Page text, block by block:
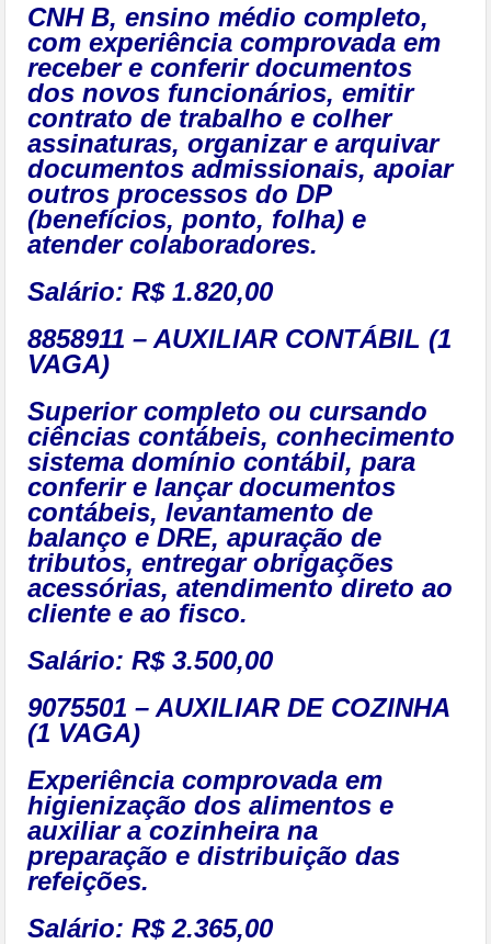
CNH B, ensino médio completo,
com experiência comprovada em
receber e conferir documentos
dos novos funcionários, emitir
contrato de trabalho e colher
assinaturas, organizar e arquivar
documentos admissionais, apoiar
outros processos do DP
(benefícios, ponto, folha) e
atender colaboradores.
Salário: R$ 1.820,00
8858911 – AUXILIAR CONTÁBIL (1
VAGA)
Superior completo ou cursando
ciências contábeis, conhecimento
sistema domínio contábil, para
conferir e lançar documentos
contábeis, levantamento de
balanço e DRE, apuração de
tributos, entregar obrigações
acessórias, atendimento direto ao
cliente e ao fisco.
Salário: R$ 3.500,00
9075501 – AUXILIAR DE COZINHA
(1 VAGA)
Experiência comprovada em
higienização dos alimentos e
auxiliar a cozinheira na
preparação e distribuição das
refeições.
Salário: R$ 2.365,00